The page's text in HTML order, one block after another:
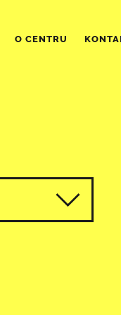
O CENTRU